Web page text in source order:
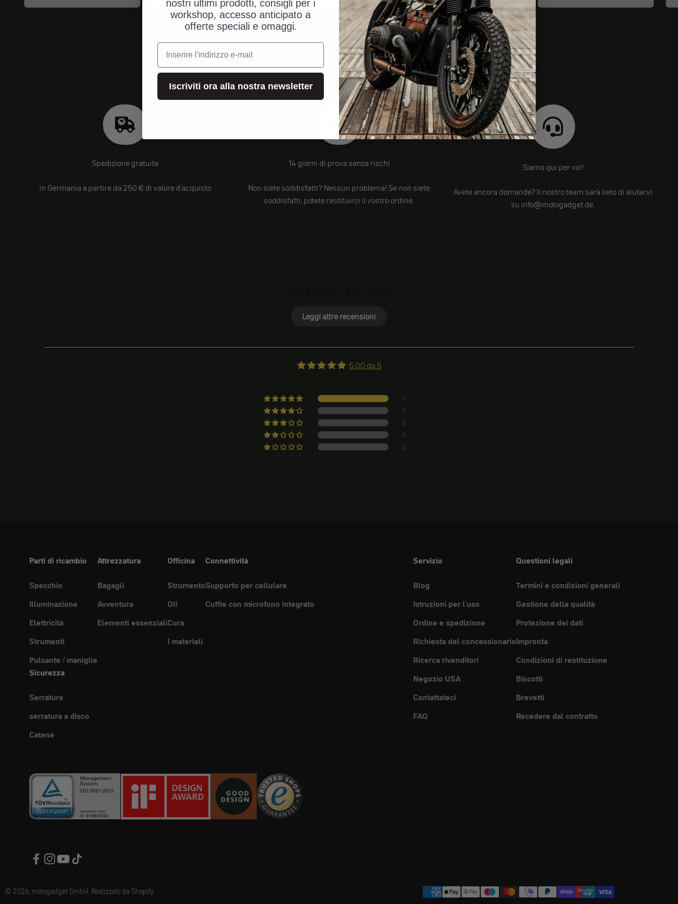
Spedizione gratuita
in Germania a partire da 250 € di valore d'acquisto
14 giorni di prova senza rischi
Non siete soddisfatti? Nessun problema! Se non siete
soddisfatti, potete restituirci il vostro ordine.
Siamo qui per voi!
Avete ancora domande? Il nostro team sarà lieto di aiutarvi
su info@motogadget.de.
Leggi altre recensioni
5.00 da 5
1
0
0
0
0
Parti di ricambio
Specchio
Illuminazione
Elettricità
Strumenti
Pulsante / maniglie
Attrezzatura
Bagagli
Avventura
Elementi essenziali
Officina
Strumento
Oli
Cura
I materiali
Connettività
Supporto per cellulare
Cuffie con microfono integrato
Sicurezza
Serrature
serratura a disco
Catene
Servizio
Blog
Istruzioni per l'uso
Ordine e spedizione
Richiesta del concessionario
Ricerca rivenditori
Negozio USA
Contattateci
FAQ
Questioni legali
Termini e condizioni generali
Gestione della qualità
Protezione dei dati
Impronta
Condizioni di restituzione
Biscotti
Brevetti
Recedere dal contratto
© 2026, motogadget GmbH. Realizzato da Shopify
nostri ultimi prodotti, consigli per i
workshop, accesso anticipato a
offerte speciali e omaggi.
e-mail
Iscriviti ora alla nostra newsletter